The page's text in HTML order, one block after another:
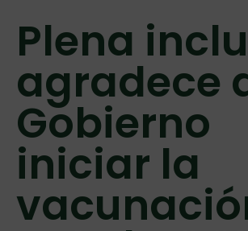
Plena
agradece
Gobierno
iniciar la